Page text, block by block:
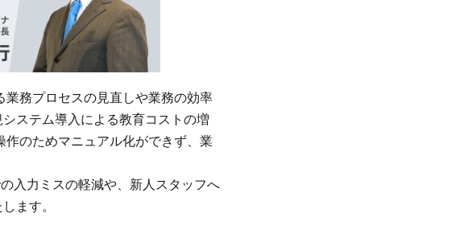
務プロセスの見直しや業務の効率
ステム導入による教育コストの増
のためマニュアル化ができず、業
入力ミスの軽減や、新人スタッフへ
ます。